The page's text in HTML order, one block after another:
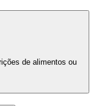
de alimentos ou